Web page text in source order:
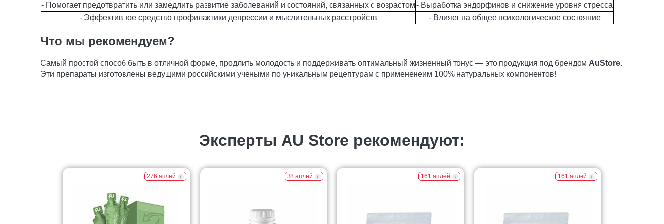
- Помогает предотвратить или замедлить развитие заболеваний и состояний, связанных с возрастом - Выработка эндорфинов и снижение уровня стресса
- Эффективное средство профилактики депрессии и мыслительных расстройств
- Влияет на общее психологическое состояние
Что мы рекомендуем?
Самый простой способ быть в отличной форме, продлить молодость и поддерживать оптимальный жизненный тонус — это продукция под брендом AuStore.
Эти препараты изготовлены ведущими российскими учеными по уникальным рецептурам с примененеим 100% натуральных компонентов!
Эксперты AU Store рекомендуют:
276 аплей 38 аплей 161 аплей 161 аплей